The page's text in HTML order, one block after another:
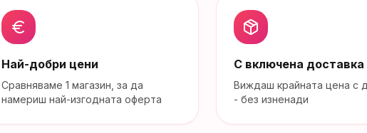
Най-добри цени
Сравняваме 1 магазин , за да
намериш най-изгодната оферта
С включена доставка
Виждаш крайната цена с
- без изненади